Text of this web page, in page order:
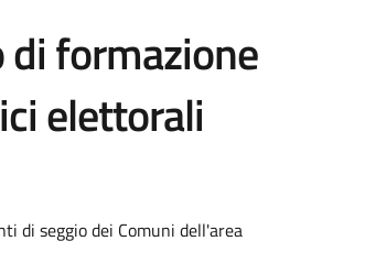
di formazione
elettorali
di seggio dei Comuni dell'area